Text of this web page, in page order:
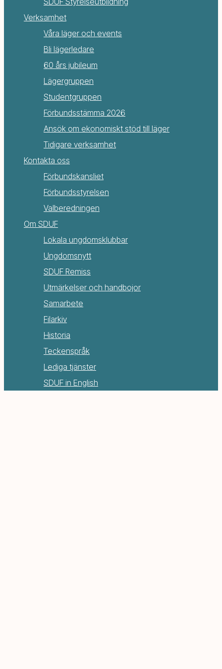
Verksamhet
Våra läger och events
Bli lägerledare
60 års jubileum
Lägergruppen
Studentgruppen
Förbundsstämma 2026
Ansök om ekonomiskt stöd till läger
Tidigare verksamhet
Kontakta oss
Förbundskansliet
Förbundsstyrelsen
Valberedningen
Om SDUF
Lokala ungdomsklubbar
Ungdomsnytt
SDUF Remiss
Utmärkelser och handbojor
Samarbete
Filarkiv
Historia
Teckenspråk
Lediga tjänster
SDUF in English